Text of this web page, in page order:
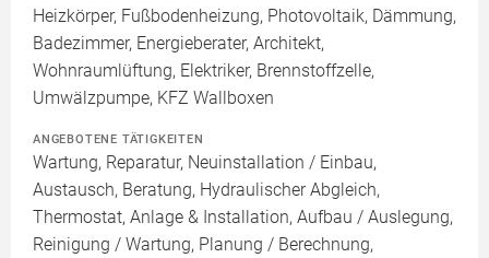
Heizkörper, Fußbodenheizung, Photovoltaik, Dämmung,
Badezimmer, Energieberater, Architekt,
Wohnraumlüftung, Elektriker, Brennstoffzelle,
Umwälzpumpe, KFZ Wallboxen
ANGEBOTENE TÄTIGKEITEN
Wartung, Reparatur, Neuinstallation / Einbau,
Austausch, Beratung, Hydraulischer Abgleich,
Thermostat, Anlage & Installation, Aufbau / Auslegung,
Reinigung / Wartung, Planung / Berechnung,